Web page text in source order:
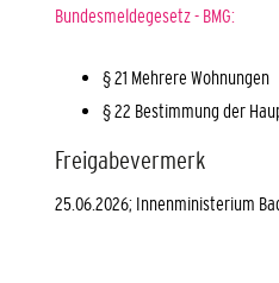
Bundesmeldegesetz - BMG:
§ 21 Mehrere Wohnungen
§ 22 Bestimmung der
Freigabevermerk
25.06.2026; Innenministerium